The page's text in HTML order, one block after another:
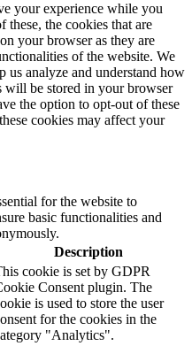
your experience while you
these, the cookies that are
your browser as they are
of the website. We
us analyze and understand how
will be stored in your browser
the option to opt-out of these
cookies may affect your
for the website to
basic functionalities and
Description
cookie is set by GDPR
Consent plugin. The
is used to store the user
for the cookies in the
"Analytics".